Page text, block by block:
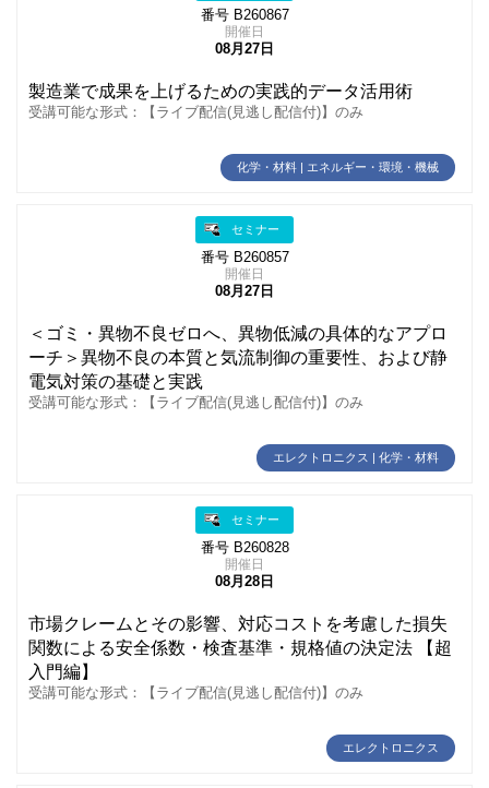
番号 B260867
開催日
08月27日
製造業で成果を上げるための実践的データ活用術
受講可能な形式：【ライブ配信(見逃し配信付)】のみ
化学・材料 | エネルギー・環境・機械
セミナー
番号 B260857
開催日
08月27日
＜ゴミ・異物不良ゼロへ、異物低減の具体的なアプロ
ーチ＞異物不良の本質と気流制御の重要性、および静
電気対策の基礎と実践
受講可能な形式：【ライブ配信(見逃し配信付)】のみ
エレクトロニクス | 化学・材料
セミナー
番号 B260828
開催日
08月28日
市場クレームとその影響、対応コストを考慮した損失
関数による安全係数・検査基準・規格値の決定法 【超
入門編】
受講可能な形式：【ライブ配信(見逃し配信付)】のみ
エレクトロニクス